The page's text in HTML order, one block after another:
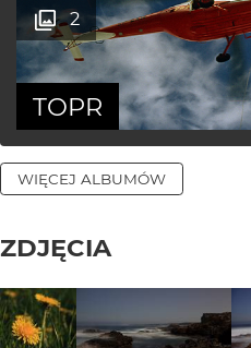
2
TOPR
WIĘCEJ ALBUMÓW
ZDJĘCIA